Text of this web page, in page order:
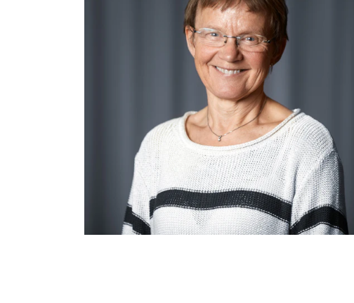
INTERNATIONAL
International Activities